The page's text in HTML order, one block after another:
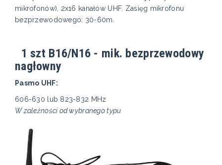
mikrofonów), 2x16 kanałów UHF. Zasięg mikrofonu
bezprzewodowego: 30-60m.
1 szt B16/N16 - mik. bezprzewodowy
nagłowny
Pasmo UHF:
606-630 lub 823-832 MHz
W zależności od wybranego typu